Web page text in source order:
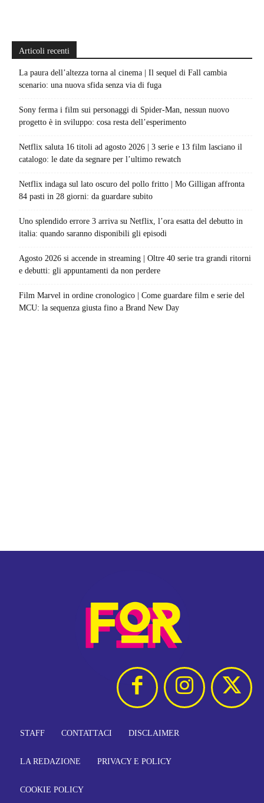
Articoli recenti
La paura dell’altezza torna al cinema | Il sequel di Fall cambia
scenario: una nuova sfida senza via di fuga
Sony ferma i film sui personaggi di Spider-Man, nessun nuovo
progetto è in sviluppo: cosa resta dell’esperimento
Netflix saluta 16 titoli ad agosto 2026 | 3 serie e 13 film lasciano il
catalogo: le date da segnare per l’ultimo rewatch
Netflix indaga sul lato oscuro del pollo fritto | Mo Gilligan affronta
84 pasti in 28 giorni: da guardare subito
Uno splendido errore 3 arriva su Netflix, l’ora esatta del debutto in
italia: quando saranno disponibili gli episodi
Agosto 2026 si accende in streaming | Oltre 40 serie tra grandi ritorni
e debutti: gli appuntamenti da non perdere
Film Marvel in ordine cronologico | Come guardare film e serie del
MCU: la sequenza giusta fino a Brand New Day
STAFF CONTATTACI DISCLAIMER
LA REDAZIONE PRIVACY E POLICY
COOKIE POLICY